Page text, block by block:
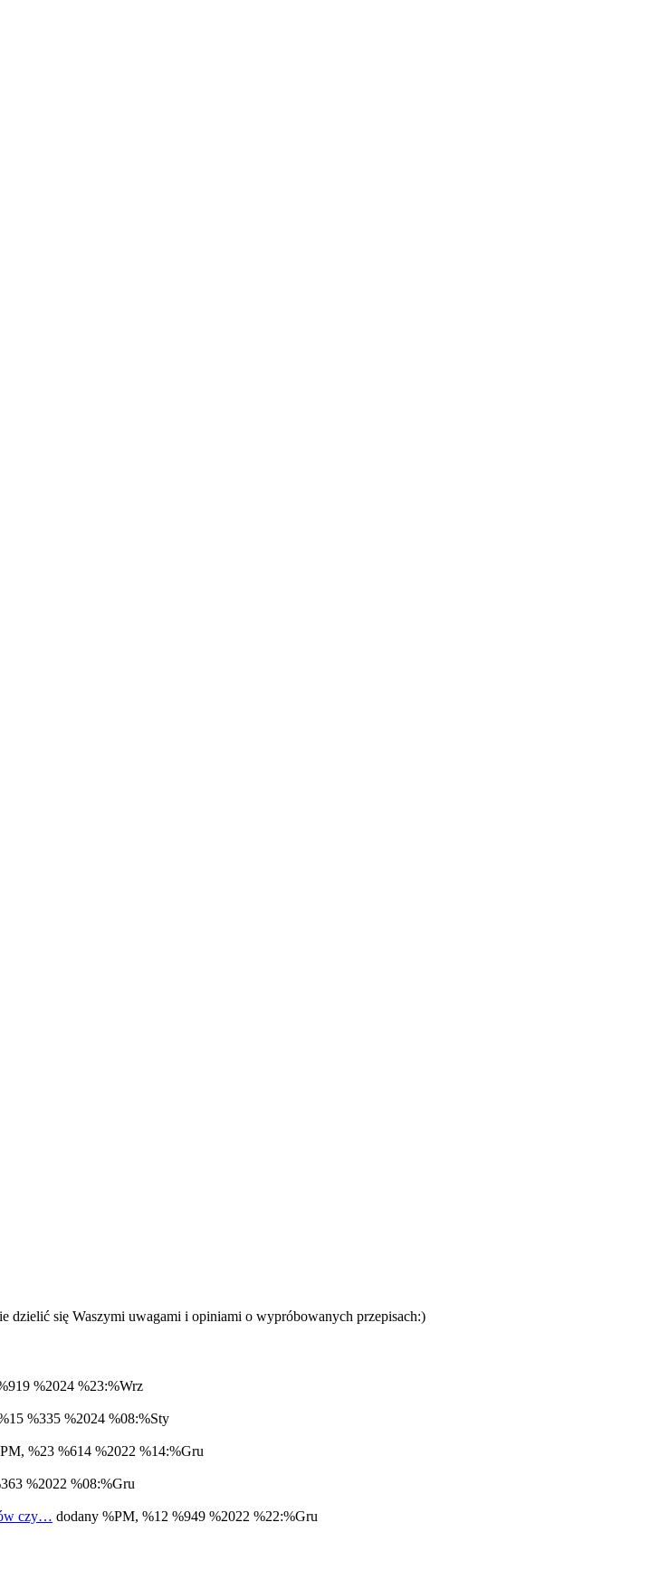
dzielić się Waszymi uwagami i opiniami o wypróbowanych przepisach:)
%2024 %23:%Wrz
%335 %2024 %08:%Sty
%23 %614 %2022 %14:%Gru
%2022 %08:%Gru
czy… dodany %PM, %12 %949 %2022 %22:%Gru